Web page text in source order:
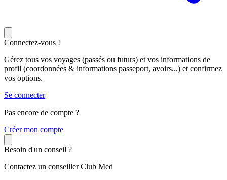
Connectez-vous !
Gérez tous vos voyages (passés ou futurs) et vos informations de
profil (coordonnées & informations passeport, avoirs...) et confirmez
vos options.
Se connecter
Pas encore de compte ?
Créer mon compte
Besoin d'un conseil ?
Contactez un conseiller Club Med